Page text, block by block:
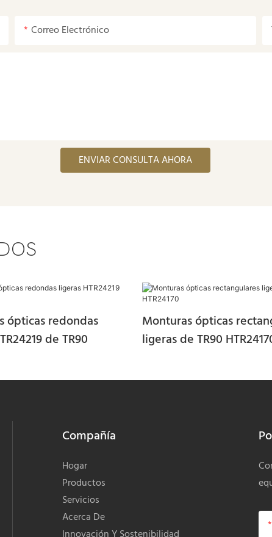
Correo Electrónico
ENVIAR CONSULTA AHORA
ópticas redondas
de TR90
Monturas ópticas
ligeras de TR90
Compañía
Hogar
Productos
Servicios
Acerca De